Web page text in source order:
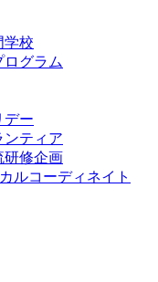
学校
グラム
デー
ンティア
研修企画
ルコーディネイト